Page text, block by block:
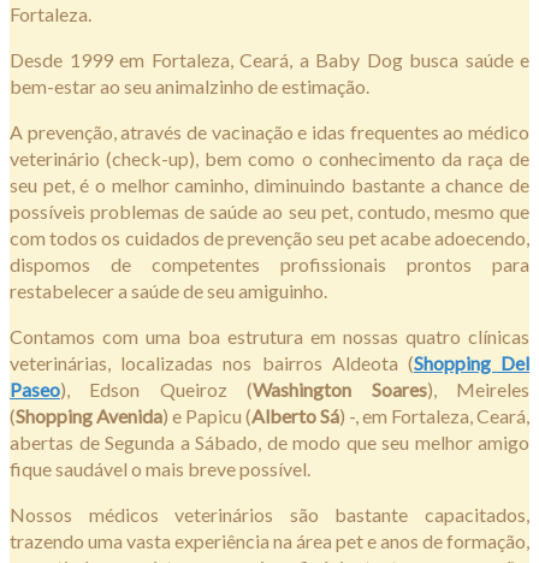
Fortaleza.
Desde 1999 em Fortaleza, Ceará, a Baby Dog busca saúde e
bem-estar ao seu animalzinho de estimação.
A prevenção, através de vacinação e idas frequentes ao médico
veterinário (check-up), bem como o conhecimento da raça de
seu pet, é o melhor caminho, diminuindo bastante a chance de
possíveis problemas de saúde ao seu pet, contudo, mesmo que
com todos os cuidados de prevenção seu pet acabe adoecendo,
dispomos de competentes profissionais prontos para
restabelecer a saúde de seu amiguinho.
Contamos com uma boa estrutura em nossas quatro clínicas
veterinárias, localizadas nos bairros Aldeota (Shopping Del
Paseo), Edson Queiroz (Washington Soares), Meireles
(Shopping Avenida) e Papicu (Alberto Sá) -, em Fortaleza, Ceará,
abertas de Segunda a Sábado, de modo que seu melhor amigo
fique saudável o mais breve possível.
Nossos médicos veterinários são bastante capacitados,
trazendo uma vasta experiência na área pet e anos de formação,